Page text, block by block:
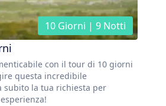
10 Giorni | 9 Notti
con il tour di 10 giorni
questa incredibile
subito la tua richiesta per